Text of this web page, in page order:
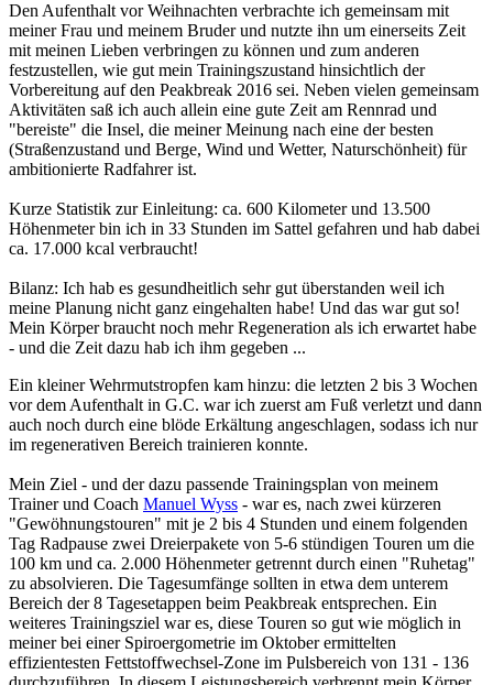
Den Aufenthalt vor Weihnachten verbrachte ich gemeinsam mit
meiner Frau und meinem Bruder und nutzte ihn um einerseits Zeit
mit meinen Lieben verbringen zu können und zum anderen
festzustellen, wie gut mein Trainingszustand hinsichtlich der
Vorbereitung auf den Peakbreak 2016 sei. Neben vielen gemeinsam
Aktivitäten saß ich auch allein eine gute Zeit am Rennrad und
"bereiste" die Insel, die meiner Meinung nach eine der besten
(Straßenzustand und Berge, Wind und Wetter, Naturschönheit) für
ambitionierte Radfahrer ist.
Kurze Statistik zur Einleitung: ca. 600 Kilometer und 13.500
Höhenmeter bin ich in 33 Stunden im Sattel gefahren und hab dabei
ca. 17.000 kcal verbraucht!
Bilanz: Ich hab es gesundheitlich sehr gut überstanden weil ich
meine Planung nicht ganz eingehalten habe! Und das war gut so!
Mein Körper braucht noch mehr Regeneration als ich erwartet habe
- und die Zeit dazu hab ich ihm gegeben ...
Ein kleiner Wehrmutstropfen kam hinzu: die letzten 2 bis 3 Wochen
vor dem Aufenthalt in G.C. war ich zuerst am Fuß verletzt und dann
auch noch durch eine blöde Erkältung angeschlagen, sodass ich nur
im regenerativen Bereich trainieren konnte.
Mein Ziel - und der dazu passende Trainingsplan von meinem
Trainer und Coach Manuel Wyss - war es, nach zwei kürzeren
"Gewöhnungstouren" mit je 2 bis 4 Stunden und einem folgenden
Tag Radpause zwei Dreierpakete von 5-6 stündigen Touren um die
100 km und ca. 2.000 Höhenmeter getrennt durch einen "Ruhetag"
zu absolvieren. Die Tagesumfänge sollten in etwa dem unterem
Bereich der 8 Tagesetappen beim Peakbreak entsprechen. Ein
weiteres Trainingsziel war es, diese Touren so gut wie möglich in
meiner bei einer Spiroergometrie im Oktober ermittelten
effizientesten Fettstoffwechsel-Zone im Pulsbereich von 131 - 136